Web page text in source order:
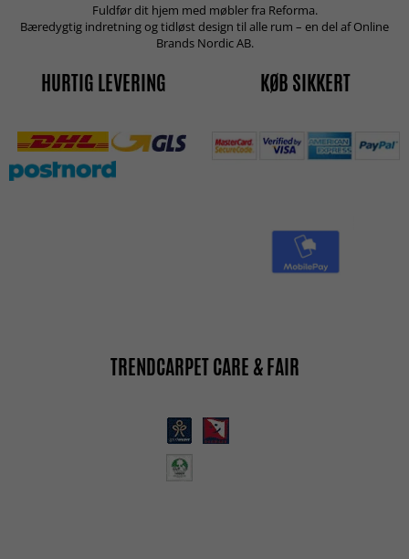
Fuldfør dit hjem med møbler fra Reforma.
Bæredygtig indretning og tidløst design til alle rum – en del af Online
Brands Nordic AB.
HURTIG LEVERING KØB SIKKERT
TRENDCARPET CARE & FAIR